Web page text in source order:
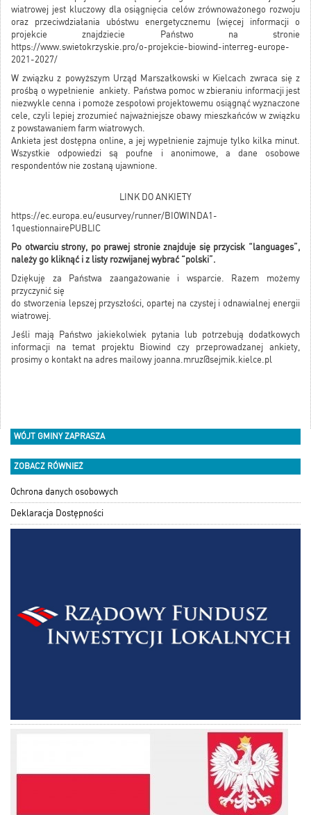
wiatrowej jest kluczowy dla osiągnięcia celów zrównoważonego rozwoju
oraz przeciwdziałania ubóstwu energetycznemu (więcej informacji o
projekcie znajdziecie Państwo na stronie
https://www.swietokrzyskie.pro/o-projekcie-biowind-interreg-europe-
2021-2027/
W związku z powyższym Urząd Marszałkowski w Kielcach zwraca się z
prośbą o wypełnienie ankiety. Państwa pomoc w zbieraniu informacji jest
niezwykle cenna i pomoże zespołowi projektowemu osiągnąć wyznaczone
cele, czyli lepiej zrozumieć najważniejsze obawy mieszkańców w związku
z powstawaniem farm wiatrowych.
Ankieta jest dostępna online, a jej wypełnienie zajmuje tylko kilka minut.
Wszystkie odpowiedzi są poufne i anonimowe, a dane osobowe
respondentów nie zostaną ujawnione.
LINK DO ANKIETY
https://ec.europa.eu/eusurvey/runner/BIOWINDA1-
1questionnairePUBLIC
Po otwarciu strony, po prawej stronie znajduje się przycisk “languages”,
należy go kliknąć i z listy rozwijanej wybrać “polski”.
Dziękuję za Państwa zaangażowanie i wsparcie. Razem możemy
przyczynić się
do stworzenia lepszej przyszłości, opartej na czystej i odnawialnej energii
wiatrowej.
Jeśli mają Państwo jakiekolwiek pytania lub potrzebują dodatkowych
informacji na temat projektu Biowind czy przeprowadzanej ankiety,
prosimy o kontakt na adres mailowy joanna.mruz@sejmik.kielce.pl
WÓJT GMINY ZAPRASZA
ZOBACZ RÓWNIEŻ
Ochrona danych osobowych
Deklaracja Dostępności